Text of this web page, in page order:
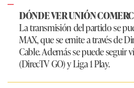
DÓNDE VER UNIÓN
La transmisión del partido se
MAX, que se emite a través de
Cable. Además se puede seguir
(DirecTV GO) y Liga 1 Play.